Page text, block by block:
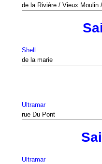
de la Rivière / Vieux Moulin
Shell
de la marie
Ultramar
rue Du Pont
Ultramar